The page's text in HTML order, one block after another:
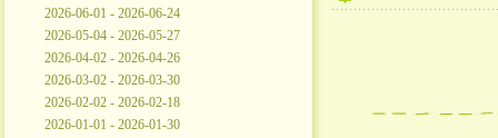
2026-06-01 - 2026-06-24
2026-05-04 - 2026-05-27
2026-04-02 - 2026-04-26
2026-03-02 - 2026-03-30
2026-02-02 - 2026-02-18
2026-01-01 - 2026-01-30